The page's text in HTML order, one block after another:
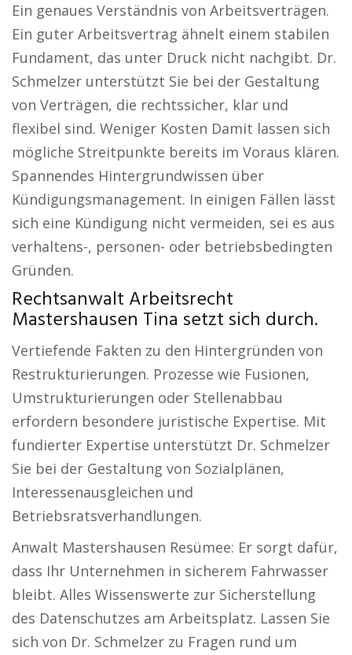
Ein genaues Verständnis von Arbeitsverträgen.
Ein guter Arbeitsvertrag ähnelt einem stabilen
Fundament, das unter Druck nicht nachgibt. Dr.
Schmelzer unterstützt Sie bei der Gestaltung
von Verträgen, die rechtssicher, klar und
flexibel sind. Weniger Kosten Damit lassen sich
mögliche Streitpunkte bereits im Voraus klären.
Spannendes Hintergrundwissen über
Kündigungsmanagement. In einigen Fällen lässt
sich eine Kündigung nicht vermeiden, sei es aus
verhaltens-, personen- oder betriebsbedingten
Gründen.
Rechtsanwalt Arbeitsrecht
Mastershausen Tina setzt sich durch.
Vertiefende Fakten zu den Hintergründen von
Restrukturierungen. Prozesse wie Fusionen,
Umstrukturierungen oder Stellenabbau
erfordern besondere juristische Expertise. Mit
fundierter Expertise unterstützt Dr. Schmelzer
Sie bei der Gestaltung von Sozialplänen,
Interessenausgleichen und
Betriebsratsverhandlungen.
Anwalt Mastershausen Resümee: Er sorgt dafür,
dass Ihr Unternehmen in sicherem Fahrwasser
bleibt. Alles Wissenswerte zur Sicherstellung
des Datenschutzes am Arbeitsplatz. Lassen Sie
sich von Dr. Schmelzer zu Fragen rund um